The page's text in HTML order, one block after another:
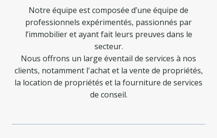
Notre équipe est composée d’une équipe de
professionnels expérimentés, passionnés par
l’immobilier et ayant fait leurs preuves dans le
secteur.
Nous offrons un large éventail de services à nos
clients, notamment l'achat et la vente de propriétés,
la location de propriétés et la fourniture de services
de conseil.